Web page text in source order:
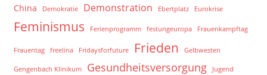
China Demokratie Demonstration Ebertplatz Eurokrise
Feminismus Ferienprogramm festungeuropa Frauenkampftag
Frauentag freelina Fridaysforfuture Frieden Gelbwesten
Gengenbach Klinikum Gesundheitsversorgung Jugend